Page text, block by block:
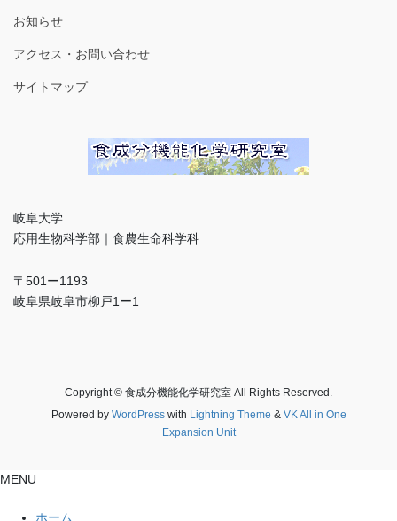
お知らせ
アクセス・お問い合わせ
サイトマップ
岐阜大学
応用生物科学部｜食農生命科学科
〒501ー1193
岐阜県岐阜市柳戸1ー1
Copyright © 食成分機能化学研究室 All Rights Reserved.
Powered by WordPresswith Lightning Theme & VK All in One
Expansion Unit
MENU
ホーム